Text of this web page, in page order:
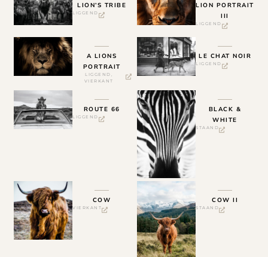
LION’S TRIBE
LIGGEND
LION PORTRAIT
III
LIGGEND
A LIONS
PORTRAIT
LIGGEND ,
VIERKANT
LE CHAT NOIR
LIGGEND
ROUTE 66
LIGGEND
BLACK &
WHITE
STAAND
COW
VIERKANT
COW II
STAAND